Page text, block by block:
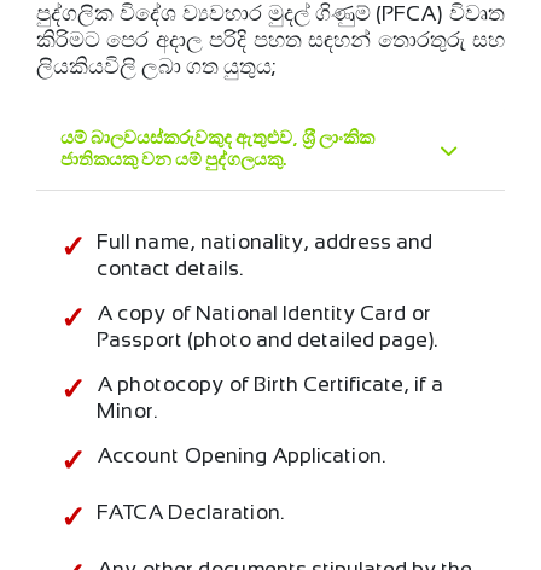
පුද්ගලික විදේශ ව්‍යවහාර මුදල් ගිණුම් (PFCA) විවෘත
කිරිමට පෙර අදාල පරිදි පහත සඳහන් තොරතුරු සහ
ලියකියවිලි ලබා ගත යුතුය;
යම් බාලවයස්කරුවකුද ඇතුළුව, ශ‍්‍රී ලාංකික
ජාතිකයකු වන යම් පුද්ගලයකු.
Full name, nationality, address and
contact details.
A copy of National Identity Card or
Passport (photo and detailed page).
A photocopy of Birth Certificate, if a
Minor.
Account Opening Application.
FATCA Declaration.